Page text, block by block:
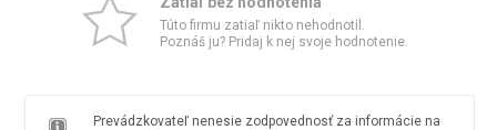
Túto firmu zatiaľ nikto nehodnotil.
Poznáš ju? Pridaj k nej svoje hodnotenie.
Prevádzkovateľ nenesie zodpovednosť za informácie na